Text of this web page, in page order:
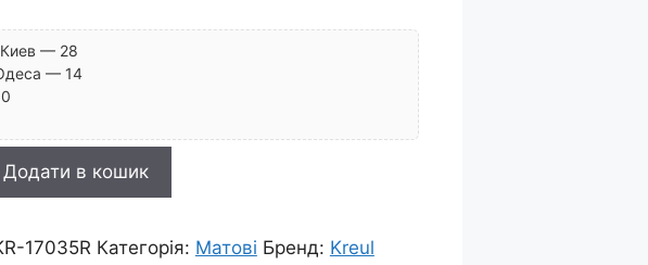
Киев — 28
— 14
0
Додати в кошик
17035R Категорія: Матові Бренд: Kreul